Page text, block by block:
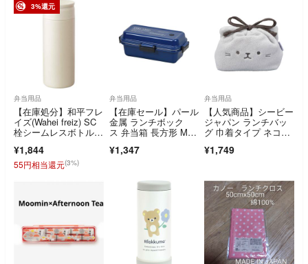
3%還元
弁当用品
【在庫処分】和平フレ
イズ(Wahei freiz) SC
栓シームレスボトル3
¥1,844
55円相当還元(3%)
弁当用品
【在庫セール】パール
金属 ランチボック
ス 弁当箱 長方形 Mサ
¥1,347
弁当用品
【人気商品】シービー
ジャパン ランチバッ
グ 巾着タイプ ネコボ
¥1,749